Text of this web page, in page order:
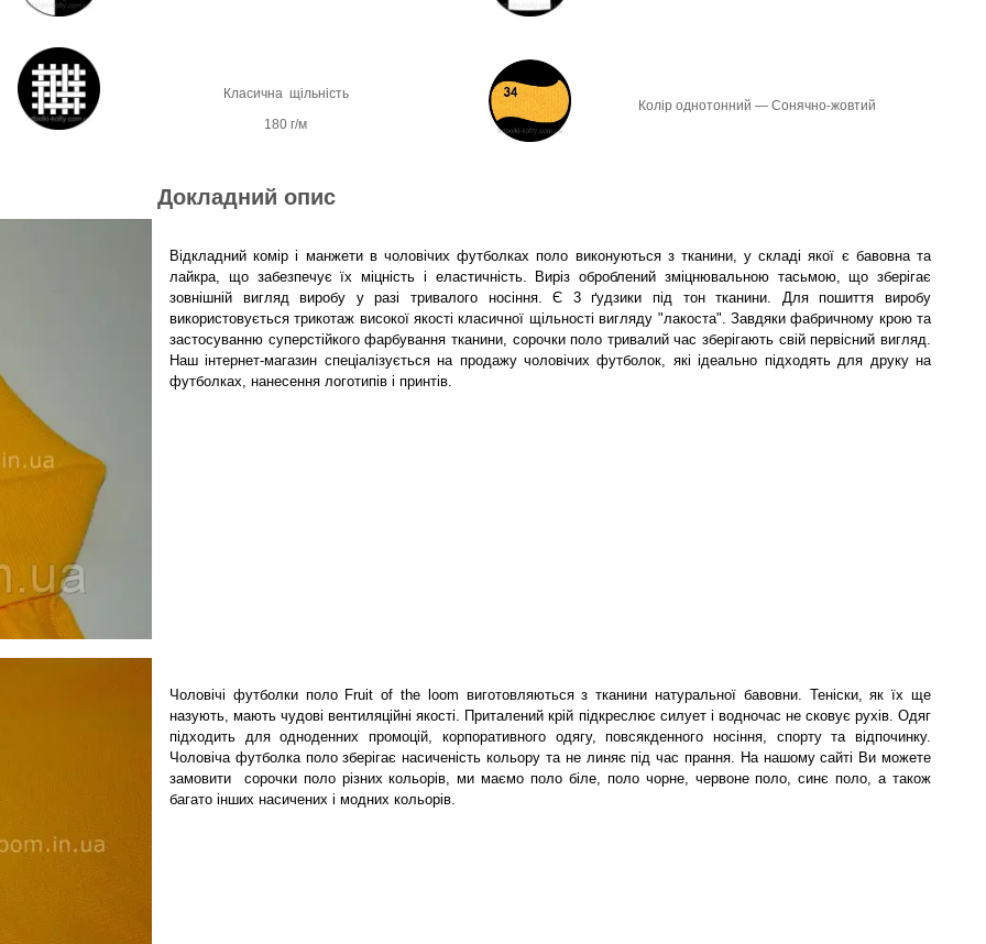
Класична щільність
180 г/м
Колір однотонний — Сонячно-жовтий
Докладний опис
Відкладний комір і манжети в чоловічих футболках поло виконуються з тканини, у складі якої є бавовна та
лайкра, що забезпечує їх міцність і еластичність. Виріз оброблений зміцнювальною тасьмою, що зберігає
зовнішній вигляд виробу у разі тривалого носіння. Є 3 ґудзики під тон тканини. Для пошиття виробу
використовується трикотаж високої якості класичної щільності вигляду "лакоста". Завдяки фабричному крою та
застосуванню суперстійкого фарбування тканини, сорочки поло тривалий час зберігають свій первісний вигляд.
Наш інтернет-магазин спеціалізується на продажу чоловічих футболок, які ідеально підходять для друку на
футболках, нанесення логотипів і принтів.
Чоловічі футболки поло Fruit of the loom виготовляються з тканини натуральної бавовни. Теніски, як їх ще
назують, мають чудові вентиляційні якості. Приталений крій підкреслює силует і водночас не сковує рухів. Одяг
підходить для одноденних промоцій, корпоративного одягу, повсякденного носіння, спорту та відпочинку.
Чоловіча футболка поло зберігає насиченість кольору та не линяє під час прання. На нашому сайті Ви можете
замовити сорочки поло різних кольорів, ми маємо поло біле, поло чорне, червоне поло, синє поло, а також
багато інших насичених і модних кольорів.